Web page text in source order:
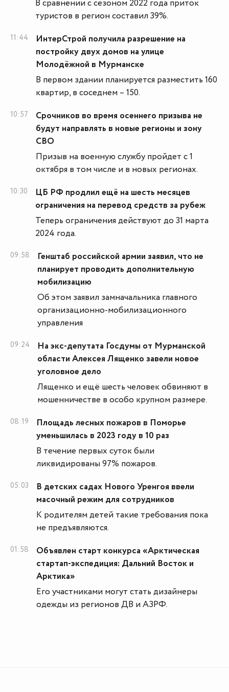
В сравнении с сезоном 2022 года приток
туристов в регион составил 39%.
11:44
ИнтерСтрой получила разрешение на
постройку двух домов на улице
Молодёжной в Мурманске
В первом здании планируется разместить 160
квартир, в соседнем – 150.
10:57
Срочников во время осеннего призыва не
будут направлять в новые регионы и зону
СВО
Призыв на военную службу пройдет с 1
октября в том числе и в новых регионах.
10:30
ЦБ РФ продлил ещё на шесть месяцев
ограничения на перевод средств за рубеж
Теперь ограничения действуют до 31 марта
2024 года.
09:58
Генштаб российской армии заявил, что не
планирует проводить дополнительную
мобилизацию
Об этом заявил замначальника главного
организационно-мобилизационного
управления
09:24
На экс-депутата Госдумы от Мурманской
области Алексея Лященко завели новое
уголовное дело
Лященко и ещё шесть человек обвиняют в
мошенничестве в особо крупном размере.
08:19
Площадь лесных пожаров в Поморье
уменьшилась в 2023 году в 10 раз
В течение первых суток были
ликвидированы 97% пожаров.
05:03
В детских садах Нового Уренгоя ввели
масочный режим для сотрудников
К родителям детей такие требования пока
не предъявляются.
01:58
Объявлен старт конкурса «Арктическая
стартап-экспедиция: Дальний Восток и
Арктика»
Его участниками могут стать дизайнеры
одежды из регионов ДВ и АЗРФ.